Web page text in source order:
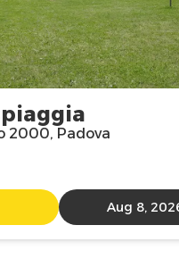
2000, Padova
Aug 8,